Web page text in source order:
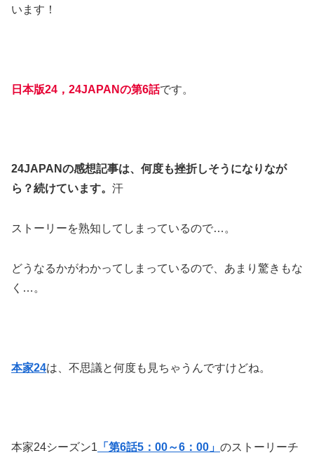
います！
日本版24，24JAPANの第6話です。
24JAPANの感想記事は、何度も挫折しそうになりなが
ら？続けています。 汗
ストーリーを熟知してしまっているので…。
どうなるかがわかってしまっているので、あまり驚きもな
く…。
本家24は、不思議と何度も見ちゃうんですけどね。
本家24シーズン1 「第6話5：00～6：00」 のストーリーチ